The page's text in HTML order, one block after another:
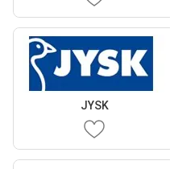
JYSK